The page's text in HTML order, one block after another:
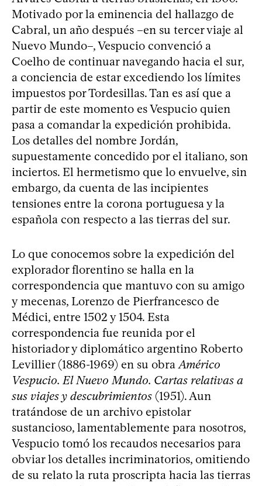
Motivado por la eminencia del hallazgo de
Cabral, un año después –en su tercer viaje al
Nuevo Mundo–, Vespucio convenció a
Coelho de continuar navegando hacia el sur,
a conciencia de estar excediendo los límites
impuestos por Tordesillas. Tan es así que a
partir de este momento es Vespucio quien
pasa a comandar la expedición prohibida.
Los detalles del nombre Jordán,
supuestamente concedido por el italiano, son
inciertos. El hermetismo que lo envuelve, sin
embargo, da cuenta de las incipientes
tensiones entre la corona portuguesa y la
española con respecto a las tierras del sur.
Lo que conocemos sobre la expedición del
explorador florentino se halla en la
correspondencia que mantuvo con su amigo
y mecenas, Lorenzo de Pierfrancesco de
Médici, entre 1502 y 1504. Esta
correspondencia fue reunida por el
historiador y diplomático argentino Roberto
Levillier (1886-1969) en su obraAmérico
Vespucio. El Nuevo Mundo. Cartas relativas a
sus viajes y descubrimientos (1951). Aun
tratándose de un archivo epistolar
sustancioso, lamentablemente para nosotros,
Vespucio tomó los recaudos necesarios para
obviar los detalles incriminatorios, omitiendo
de su relato la ruta proscripta hacia las tierras